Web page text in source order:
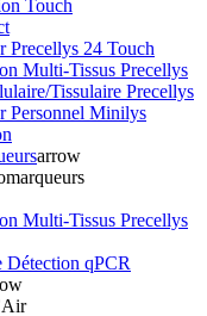
Touch
Precellys 24 Touch
Multi-Tissus Precellys
Tissulaire Precellys
Personnel Minilys
arrow
Multi-Tissus Precellys
qPCR